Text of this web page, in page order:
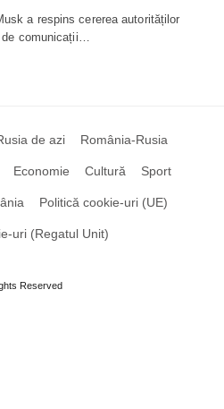
a respins cererea autorităților
comunicații…
de azi România-Rusia
Economie Cultură Sport
Politică cookie-uri (UE)
uri (Regatul Unit)
Reserved